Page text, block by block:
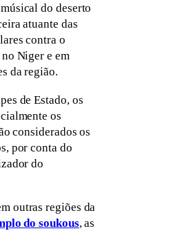
do deserto
atuante das
contra o
Niger e em
da região.
de Estado, os
os
considerados os
por conta do
do
outras regiões da
do soukous, as